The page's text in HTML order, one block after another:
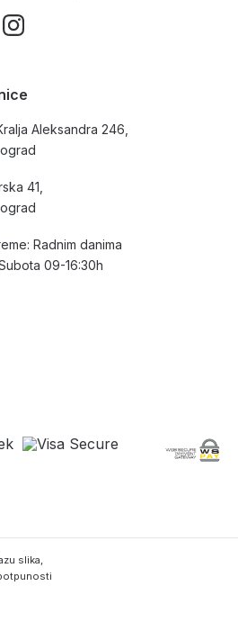
Aleksandra 246,
41,
Radnim danima
09-16:30h
slika,